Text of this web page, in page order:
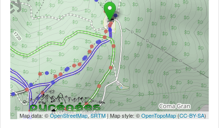
Map data: ©OpenStreetMap,SRTM | Map style: ©OpenTopoMap(CC-BY-SA)